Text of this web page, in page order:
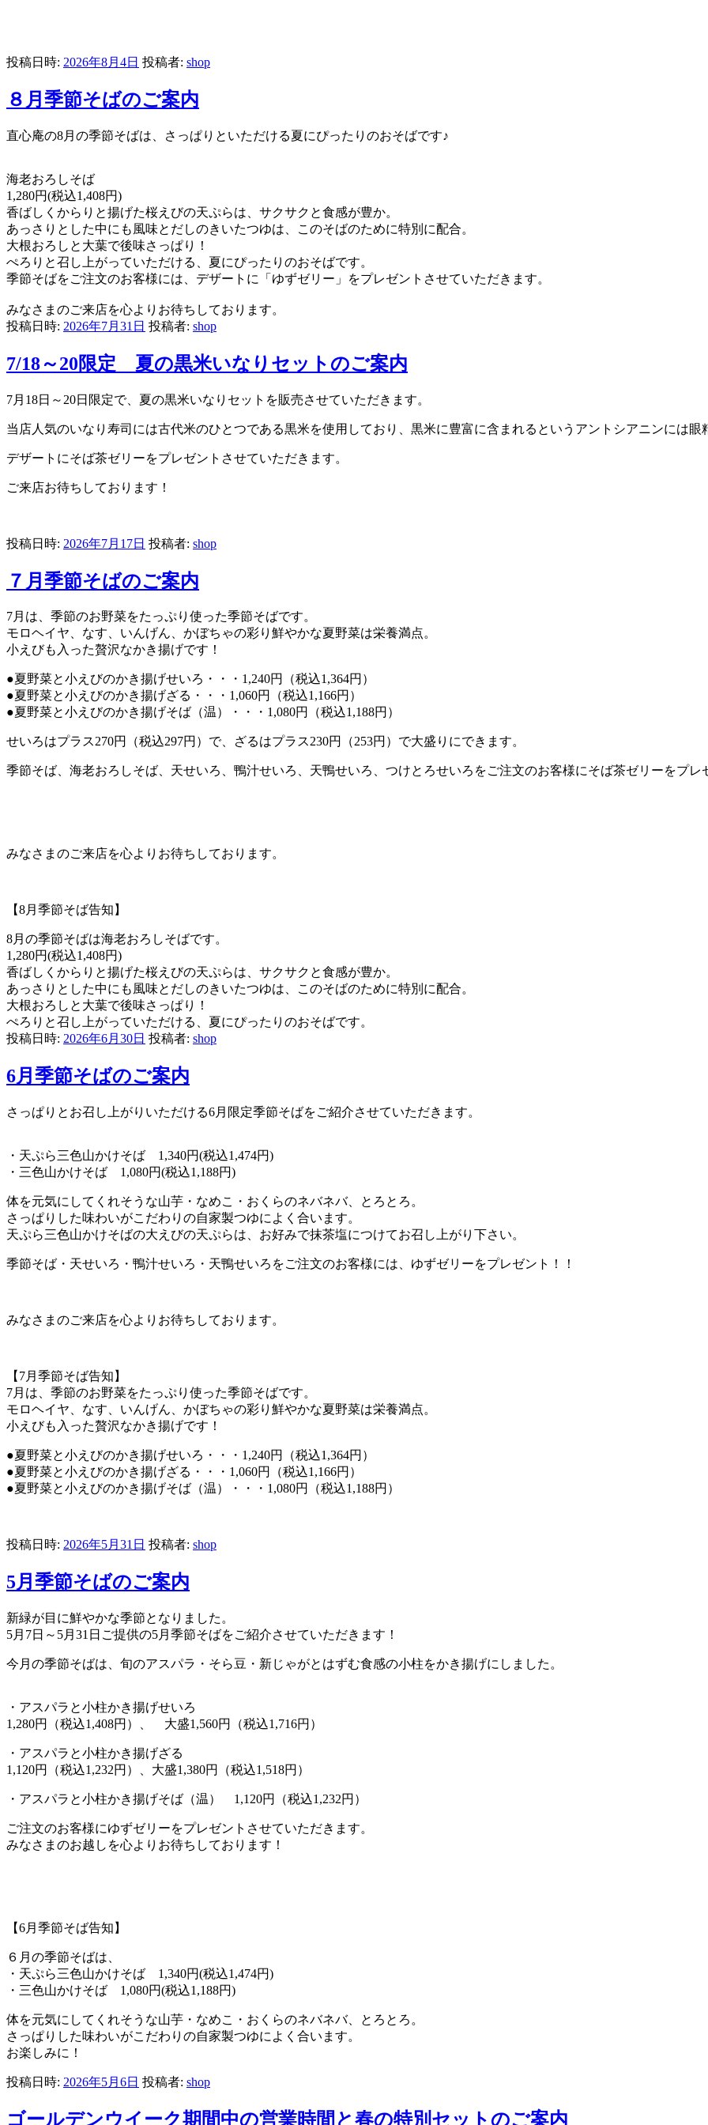
投稿日時: 2026年8月4日 投稿者: shop
８月季節そばのご案内
直心庵の8月の季節そばは、さっぱりといただける夏にぴったりのおそばです♪
海老おろしそば
1,280円(税込1,408円)
香ばしくからりと揚げた桜えびの天ぷらは、サクサクと食感が豊か。
あっさりとした中にも風味とだしのきいたつゆは、このそばのために特別に配合。
大根おろしと大葉で後味さっぱり！
ぺろりと召し上がっていただける、夏にぴったりのおそばです。
季節そばをご注文のお客様には、デザートに「ゆずゼリー」をプレゼントさせていただきます。
みなさまのご来店を心よりお待ちしております。
投稿日時: 2026年7月31日 投稿者: shop
7/18～20限定 夏の黒米いなりセットのご案内
7月18日～20日限定で、夏の黒米いなりセットを販売させていただきます。
当店人気のいなり寿司には古代米のひとつである黒米を使用しており、黒米に豊富に含まれるというアントシアニンには眼
デザートにそば茶ゼリーをプレゼントさせていただきます。
ご来店お待ちしております！
投稿日時: 2026年7月17日 投稿者: shop
７月季節そばのご案内
7月は、季節のお野菜をたっぷり使った季節そばです。
モロヘイヤ、なす、いんげん、かぼちゃの彩り鮮やかな夏野菜は栄養満点。
小えびも入った贅沢なかき揚げです！
●夏野菜と小えびのかき揚げせいろ・・・1,240円（税込1,364円）
●夏野菜と小えびのかき揚げざる・・・1,060円（税込1,166円）
●夏野菜と小えびのかき揚げそば（温）・・・1,080円（税込1,188円）
せいろはプラス270円（税込297円）で、ざるはプラス230円（253円）で大盛りにできます。
季節そば、海老おろしそば、天せいろ、鴨汁せいろ、天鴨せいろ、つけとろせいろをご注文のお客様にそば茶ゼリーをプレ
みなさまのご来店を心よりお待ちしております。
【8月季節そば告知】
8月の季節そばは海老おろしそばです。
1,280円(税込1,408円)
香ばしくからりと揚げた桜えびの天ぷらは、サクサクと食感が豊か。
あっさりとした中にも風味とだしのきいたつゆは、このそばのために特別に配合。
大根おろしと大葉で後味さっぱり！
ぺろりと召し上がっていただける、夏にぴったりのおそばです。
投稿日時: 2026年6月30日 投稿者: shop
6月季節そばのご案内
さっぱりとお召し上がりいただける6月限定季節そばをご紹介させていただきます。
・天ぷら三色山かけそば 1,340円(税込1,474円)
・三色山かけそば 1,080円(税込1,188円)
体を元気にしてくれそうな山芋・なめこ・おくらのネバネバ、とろとろ。
さっぱりした味わいがこだわりの自家製つゆによく合います。
天ぷら三色山かけそばの大えびの天ぷらは、お好みで抹茶塩につけてお召し上がり下さい。
季節そば・天せいろ・鴨汁せいろ・天鴨せいろをご注文のお客様には、ゆずゼリーをプレゼント！！
みなさまのご来店を心よりお待ちしております。
【7月季節そば告知】
7月は、季節のお野菜をたっぷり使った季節そばです。
モロヘイヤ、なす、いんげん、かぼちゃの彩り鮮やかな夏野菜は栄養満点。
小えびも入った贅沢なかき揚げです！
●夏野菜と小えびのかき揚げせいろ・・・1,240円（税込1,364円）
●夏野菜と小えびのかき揚げざる・・・1,060円（税込1,166円）
●夏野菜と小えびのかき揚げそば（温）・・・1,080円（税込1,188円）
投稿日時: 2026年5月31日 投稿者: shop
5月季節そばのご案内
新緑が目に鮮やかな季節となりました。
5月7日～5月31日ご提供の5月季節そばをご紹介させていただきます！
今月の季節そばは、旬のアスパラ・そら豆・新じゃがとはずむ食感の小柱をかき揚げにしました。
・アスパラと小柱かき揚げせいろ
1,280円（税込1,408円）、 大盛1,560円（税込1,716円）
・アスパラと小柱かき揚げざる
1,120円（税込1,232円）、大盛1,380円（税込1,518円）
・アスパラと小柱かき揚げそば（温） 1,120円（税込1,232円）
ご注文のお客様にゆずゼリーをプレゼントさせていただきます。
みなさまのお越しを心よりお待ちしております！
【6月季節そば告知】
６月の季節そばは、
・天ぷら三色山かけそば 1,340円(税込1,474円)
・三色山かけそば 1,080円(税込1,188円)
体を元気にしてくれそうな山芋・なめこ・おくらのネバネバ、とろとろ。
さっぱりした味わいがこだわりの自家製つゆによく合います。
お楽しみに！
投稿日時: 2026年5月6日 投稿者: shop
ゴールデンウイーク期間中の営業時間と春の特別セットのご案内